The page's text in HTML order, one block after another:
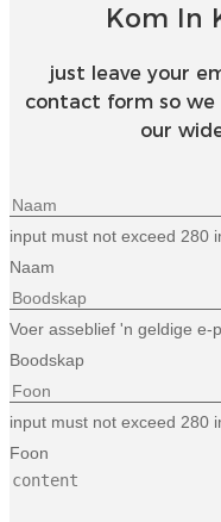
Kom In
just leave your
contact form so we
our
input must not exceed 280
Naam
Voer asseblief 'n geldige e-
Boodskap
input must not exceed 280
Foon